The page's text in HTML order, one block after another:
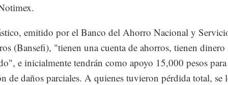
emitido por el Banco del Ahorro Nacional y
(Bansefi), "tienen una cuenta de ahorros, tienen dinero
e inicialmente tendrán como apoyo 15,000 pesos
de daños parciales. A quienes tuvieron pérdida total, se